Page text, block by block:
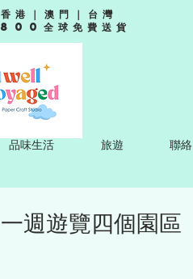
港｜澳門｜台灣
全球免費送貨
品味生活 旅遊 聯絡
週遊覽四個園區